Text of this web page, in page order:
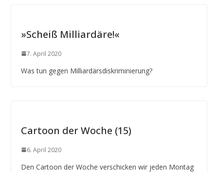
»Scheiß Milliardäre!«
7. April 2020
Was tun gegen Milliardärsdiskriminierung?
Cartoon der Woche (15)
6. April 2020
Den Cartoon der Woche verschicken wir jeden Montag